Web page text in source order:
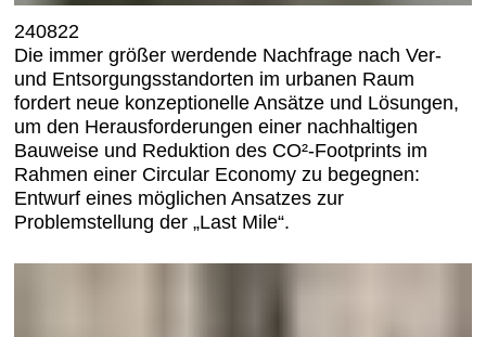
240822
Die immer größer werdende Nachfrage nach Ver-
und Entsorgungsstandorten im urbanen Raum
fordert neue konzeptionelle Ansätze und Lösungen,
um den Herausforderungen einer nachhaltigen
Bauweise und Reduktion des CO²-Footprints im
Rahmen einer Circular Economy zu begegnen:
Entwurf eines möglichen Ansatzes zur
Problemstellung der „Last Mile“.